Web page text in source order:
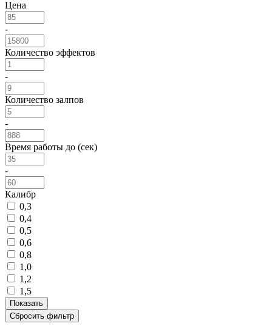
Цена
-
Количество эффектов
-
Количество залпов
-
Время работы до (сек)
-
Калибр
0,3
0,4
0,5
0,6
0,8
1,0
1,2
1,5